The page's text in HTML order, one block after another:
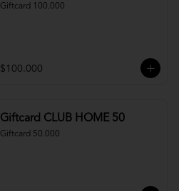
Giftcard 100.000
$100.000
Giftcard CLUB HOME 50
Giftcard 50.000